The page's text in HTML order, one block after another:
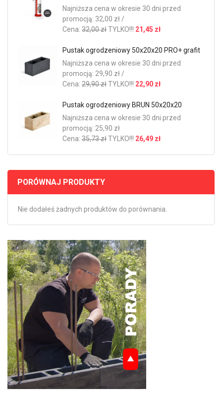
Najniższa cena w okresie 30 dni przed
promocją: 32,00 zł /
Cena: 32,00 złTYLKO!!! 21,45 zł
Pustak ogrodzeniowy 50x20x20 PRO+ grafit
Najniższa cena w okresie 30 dni przed
promocją: 29,90 zł /
Cena: 29,90 złTYLKO!!! 22,90 zł
Pustak ogrodzeniowy BRUN 50x20x20
Najniższa cena w okresie 30 dni przed
promocją: 25,90 zł
Cena: 35,73 złTYLKO!!! 26,49 zł
PORÓWNAJ PRODUKTY
Nie dodałeś żadnych produktów do porównania.